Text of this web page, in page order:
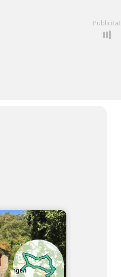
Publicitat